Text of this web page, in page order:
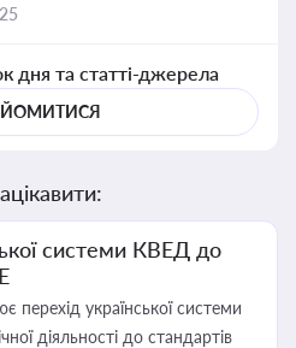
дня та статті-джерела
системи КВЕД до
перехід української системи
діяльності до стандартів